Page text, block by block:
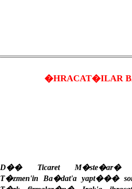
�HRACAT�ILAR
D�� Ticaret M�ste�ar�
T�zmen'in Ba�dat'a yapt��� son